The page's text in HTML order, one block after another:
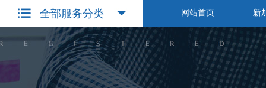
全部服务分类 网站首页 新